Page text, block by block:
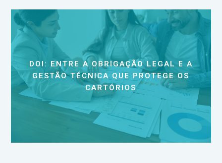
DOI: ENTRE A OBRIGAÇÃO LEGAL E A
GESTÃO TÉCNICA QUE PROTEGE OS
CARTÓRIOS